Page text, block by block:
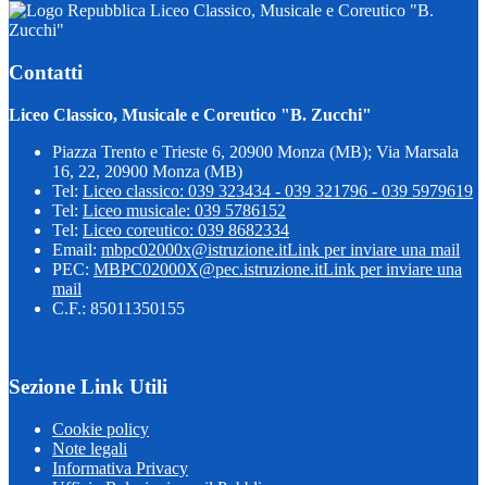
Liceo Classico, Musicale e Coreutico "B.
Zucchi"
Contatti
Liceo Classico, Musicale e Coreutico "B. Zucchi"
Piazza Trento e Trieste 6, 20900 Monza (MB); Via Marsala
16, 22, 20900 Monza (MB)
Tel: Liceo classico: 039 323434 - 039 321796 - 039 5979619
Tel: Liceo musicale: 039 5786152
Tel: Liceo coreutico: 039 8682334
Email: mbpc02000x@istruzione.itLink per inviare una mail
PEC: MBPC02000X@pec.istruzione.itLink per inviare una
mail
C.F.: 85011350155
Sezione Link Utili
Cookie policy
Note legali
Informativa Privacy